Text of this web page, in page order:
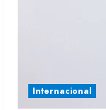
Internacional